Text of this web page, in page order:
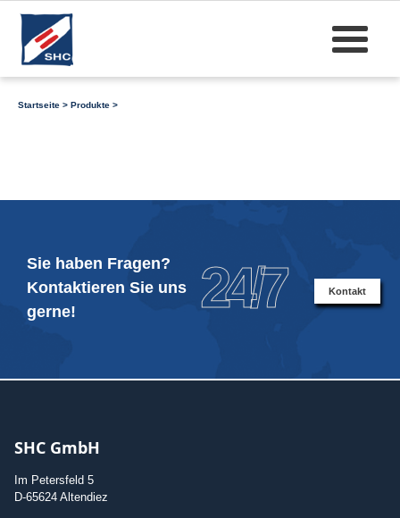
Startseite > Produkte >
Sie haben Fragen?
Kontaktieren Sie uns
gerne!
24/7 Kontakt
SHC GmbH
Im Petersfeld 5
D-65624 Altendiez